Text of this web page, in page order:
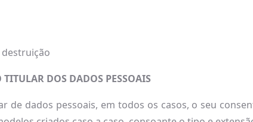
DOS DADOS PESSOAIS
de dados pessoais, em todos os casos, o seu